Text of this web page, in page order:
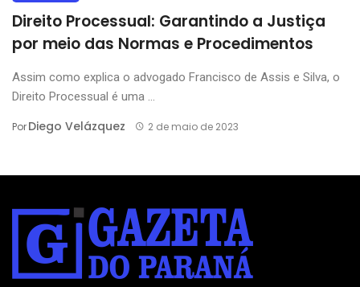
Direito Processual: Garantindo a Justiça
por meio das Normas e Procedimentos
Assim como explica o advogado Francisco de Assis e Silva, o
Direito Processual é uma ...
PorDiego Velázquez 2 de maio de 2023